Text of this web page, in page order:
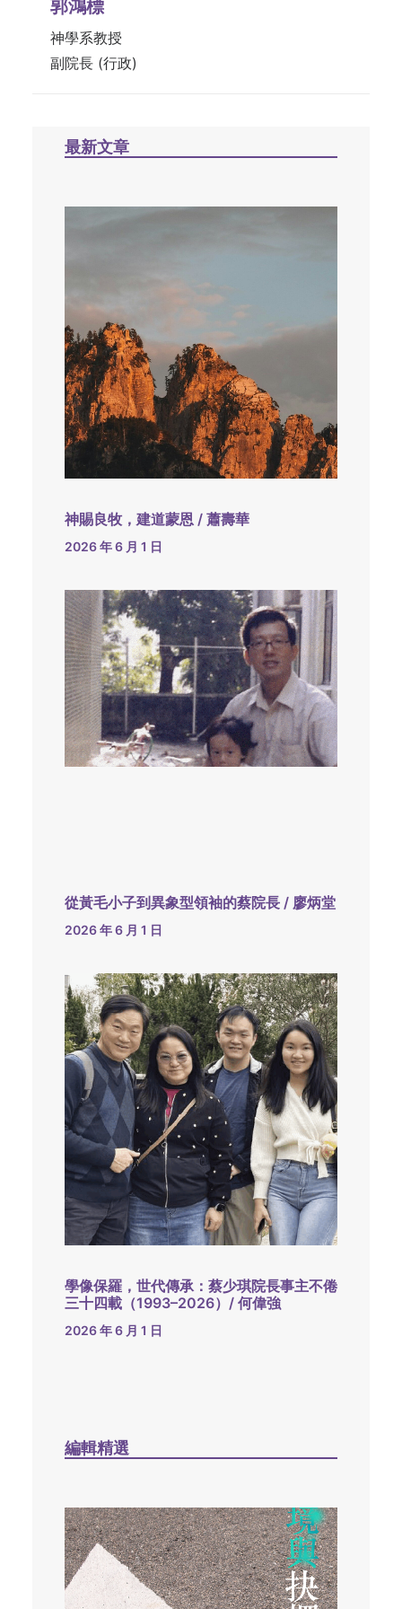
郭鴻標
神學系教授
副院長 (行政)
最新文章
神賜良牧，建道蒙恩 / 蕭壽華
2026 年 6 月 1 日
從黃毛小子到異象型領袖的蔡院長 / 廖炳堂
2026 年 6 月 1 日
學像保羅，世代傳承：蔡少琪院長事主不倦
三十四載（1993–2026）/ 何偉強
2026 年 6 月 1 日
編輯精選